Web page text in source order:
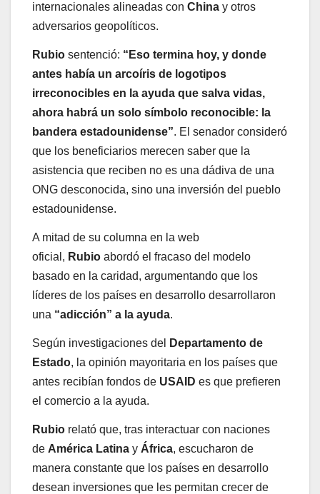
internacionales alineadas con China y otros
adversarios geopolíticos.
Rubio sentenció: “Eso termina hoy, y donde
antes había un arcoíris de logotipos
irreconocibles en la ayuda que salva vidas,
ahora habrá un solo símbolo reconocible: la
bandera estadounidense”. El senador consideró
que los beneficiarios merecen saber que la
asistencia que reciben no es una dádiva de una
ONG desconocida, sino una inversión del pueblo
estadounidense.
A mitad de su columna en la web
oficial, Rubio abordó el fracaso del modelo
basado en la caridad, argumentando que los
líderes de los países en desarrollo desarrollaron
una “adicción” a la ayuda.
Según investigaciones del
Departamento de
Estado, la opinión mayoritaria en los países que
antes recibían fondos de USAID es que prefieren
el comercio a la ayuda.
Rubio relató que, tras interactuar con naciones
de América Latina y África, escucharon de
manera constante que los países en desarrollo
desean inversiones que les permitan crecer de